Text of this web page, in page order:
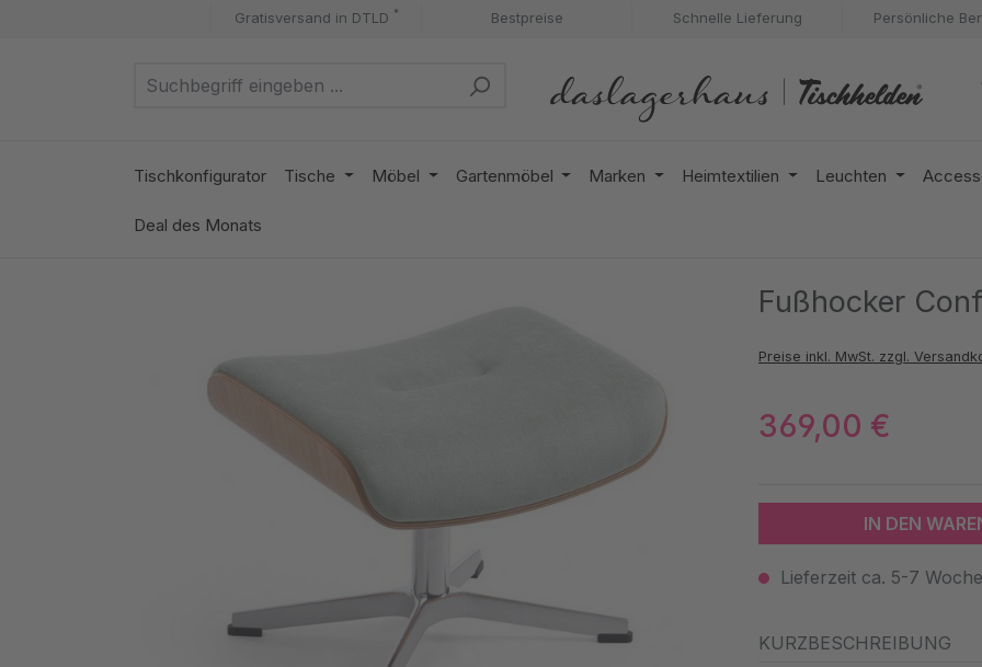
Zur Hauptnavigation springenGratisversand in DTLD * Bestpreise Schnelle Lieferung Persönliche
Tischkonfigurator Tische Möbel Gartenmöbel Marken Heimtextilien Leuchten
Deal des Monats
Fußhocker
Preise inkl. MwSt. zzgl.
369,00 €
IN DEN
Lieferzeit ca. 5-7
KURZBESCHREIBUNG